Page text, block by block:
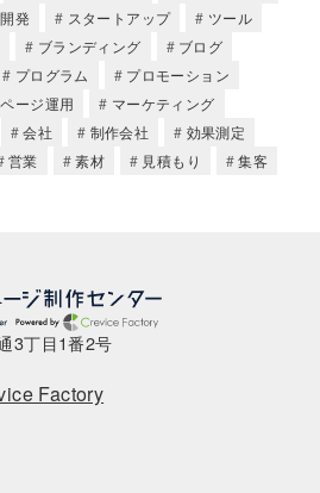
発 スタートアップ
ツール
ブランディング
ブログ
プログラム
プロモーション
ージ運用
マーケティング
会社 制作会社
効果測定
営業 素材 見積もり 集客
3丁目1番2号
Factory